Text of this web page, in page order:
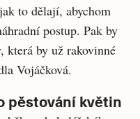
to dělají, abychom
postup. Pak by
která by už rakovinné
Vojáčková.
pěstování květin